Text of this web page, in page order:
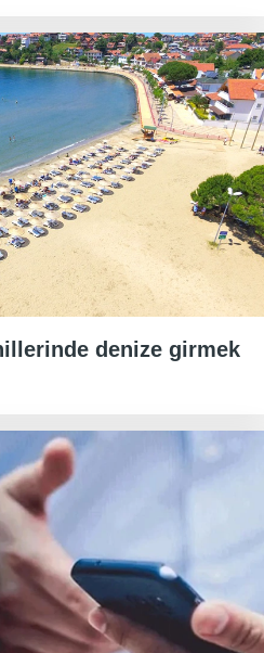
denize girmek